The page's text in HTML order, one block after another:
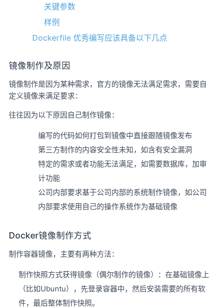
关键参数
样例
Dockerfile 优秀编写应该具备以下几点
镜像制作及原因
镜像制作是因为某种需求，官方的镜像无法满足需求，需要自
定义镜像来满足要求：
往往因为以下原因自己制作镜像：
编写的代码如何打包到镜像中直接跟随镜像发布
第三方制作的内容安全性未知，如含有安全漏洞
特定的需求或者功能无法满足，如需要数据库，加审
计功能
公司内部要求基于公司内部的系统制作镜像，如公司
内部要求使用自己的操作系统作为基础镜像
Docker镜像制作方式
制作容器镜像，主要有两种方法：
制作快照方式获得镜像（偶尔制作的镜像）：在基础镜像上
（比如Ubuntu），先登录容器中，然后安装需要的所有软
件，最后整体制作快照。